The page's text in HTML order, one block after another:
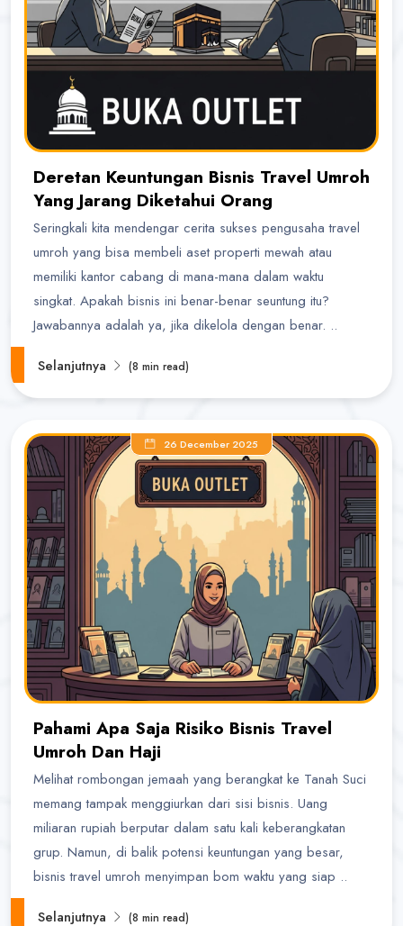
Deretan Keuntungan Bisnis Travel Umroh
Yang Jarang Diketahui Orang
Seringkali kita mendengar cerita sukses pengusaha travel
umroh yang bisa membeli aset properti mewah atau
memiliki kantor cabang di mana-mana dalam waktu
singkat. Apakah bisnis ini benar-benar seuntung itu?
Jawabannya adalah ya, jika dikelola dengan benar. ..
Selanjutnya (8 min read)
26 December 2025
Pahami Apa Saja Risiko Bisnis Travel
Umroh Dan Haji
Melihat rombongan jemaah yang berangkat ke Tanah Suci
memang tampak menggiurkan dari sisi bisnis. Uang
miliaran rupiah berputar dalam satu kali keberangkatan
grup. Namun, di balik potensi keuntungan yang besar,
bisnis travel umroh menyimpan bom waktu yang siap ..
Selanjutnya (8 min read)